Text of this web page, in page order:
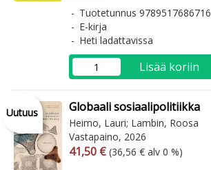
Tuotetunnus 9789517686716
E-kirja
Heti ladattavissa
Lisää koriin
Uutuus Globaali sosiaalipolitiikka
Heimo, Lauri; Lambin, Roosa
Vastapaino, 2026
Arvonlisäverollinen hinta
41,50 € Arvonlisäveroton hinta
(36,56 € alv 0 %)